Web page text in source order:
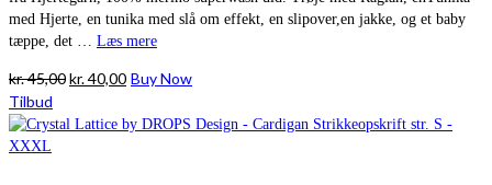
med Hjerte, en tunika med slå om effekt, en slipover,en jakke, og et baby
tæppe, det … Læs mere
kr.45,00Den
pris
kr.40,00Den
pris
Buy Now
Tilbud